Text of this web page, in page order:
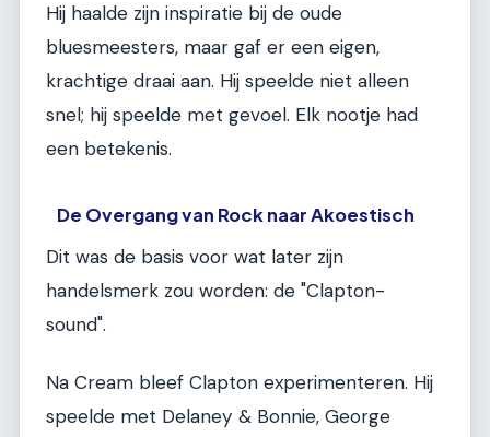
Hij haalde zijn inspiratie bij de oude
bluesmeesters, maar gaf er een eigen,
krachtige draai aan. Hij speelde niet alleen
snel; hij speelde met gevoel. Elk nootje had
een betekenis.
De Overgang van Rock naar Akoestisch
Dit was de basis voor wat later zijn
handelsmerk zou worden: de "Clapton-
sound".
Na Cream bleef Clapton experimenteren. Hij
speelde met Delaney & Bonnie, George